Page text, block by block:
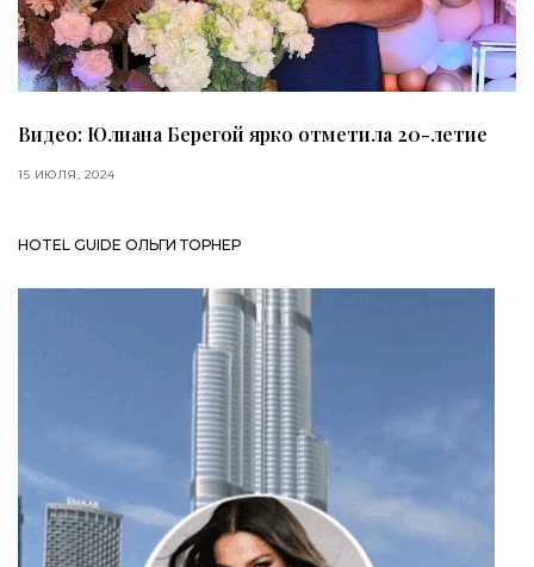
Видео: Юлиана Берегой ярко отметила 20-летие
15 ИЮЛЯ, 2024
HOTEL GUIDE ОЛЬГИ ТОРНЕР